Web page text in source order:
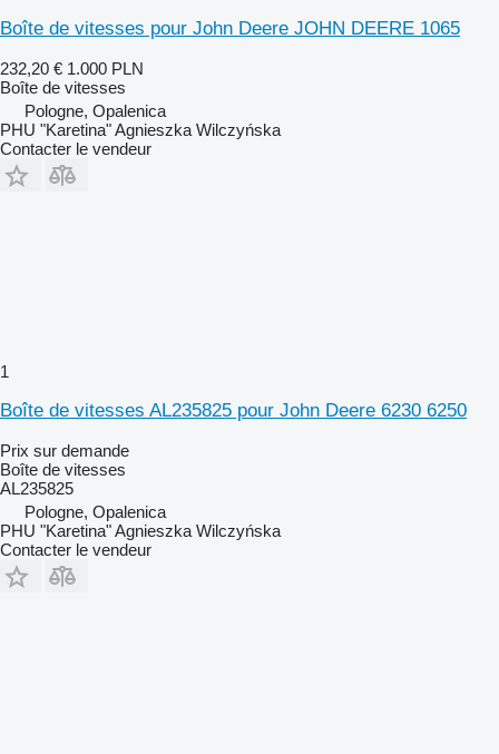
Boîte de vitesses pour John Deere JOHN DEERE 1065
232,20 € 1.000 PLN
Boîte de vitesses
Pologne, Opalenica
PHU "Karetina" Agnieszka Wilczyńska
Contacter le vendeur
1
Boîte de vitesses AL235825 pour John Deere 6230 6250
Prix sur demande
Boîte de vitesses
AL235825
Pologne, Opalenica
PHU "Karetina" Agnieszka Wilczyńska
Contacter le vendeur